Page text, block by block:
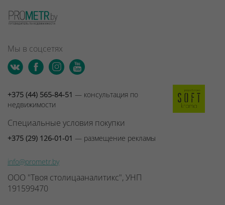
Мы в соцсетях
+375 (44) 565-84-51 — консультация по
недвижимости
Специальные условия покупки
+375 (29) 126-01-01 — размещение рекламы
info@prometr.by
ООО "Твоя столицааналитикс", УНП
191599470